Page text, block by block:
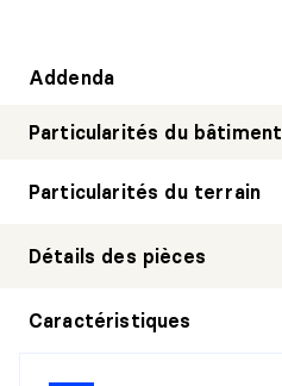
Addenda
Particularités du bâtiment
Particularités du terrain
Détails des pièces
Caractéristiques